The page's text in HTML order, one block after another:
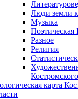
Люди земли
Музыка
Поэтическая
Разное
Религия
карта